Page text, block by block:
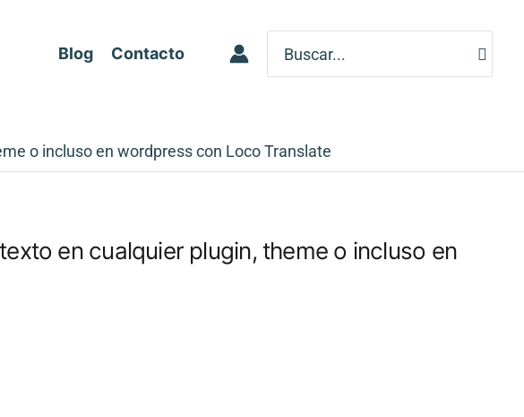
Blog Contacto
for:
o incluso en wordpress con Loco Translate
en cualquier plugin, theme o incluso en